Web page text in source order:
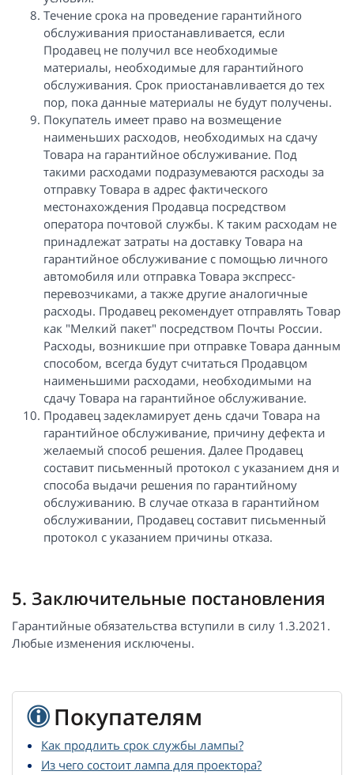
Течение срока на проведение гарантийного
обслуживания приостанавливается, если
Продавец не получил все необходимые
материалы, необходимые для гарантийного
обслуживания. Срок приостанавливается до тех
пор, пока данные материалы не будут получены.
Покупатель имеет право на возмещение
наименьших расходов, необходимых на сдачу
Товара на гарантийное обслуживание. Под
такими расходами подразумеваются расходы за
отправку Товара в адрес фактического
местонахождения Продавца посредством
оператора почтовой службы. К таким расходам не
принадлежат затраты на доставку Товара на
гарантийное обслуживание с помощью личного
автомобиля или отправка Товара экспресс-
перевозчиками, а также другие аналогичные
расходы. Продавец рекомендует отправлять Товар
как "Мелкий пакет" посредством Почты России.
Расходы, возникшие при отправке Товара данным
способом, всегда будут считаться Продавцом
наименьшими расходами, необходимыми на
сдачу Товара на гарантийное обслуживание.
Продавец задекламирует день сдачи Товара на
гарантийное обслуживание, причину дефекта и
желаемый способ решения. Далее Продавец
составит письменный протокол с указанием дня и
способа выдачи решения по гарантийному
обслуживанию. В случае отказа в гарантийном
обслуживании, Продавец составит письменный
протокол с указанием причины отказа.
5. Заключительные постановления
Гарантийные обязательства вступили в силу 1.3.2021.
Любые изменения исключены.
Покупателям
Как продлить срок службы лампы?
Из чего состоит лампа для проектора?